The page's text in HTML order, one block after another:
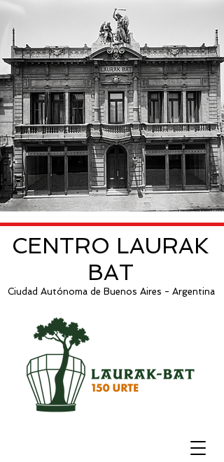
CENTRO LAURAK
BAT
Ciudad Autónoma de Buenos Aires - Argentina